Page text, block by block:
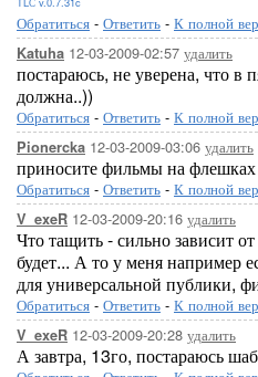
Обратиться - Ответить - К полной
Katuha 12-03-2009-02:57 удалить
постараюсь, не уверена, что в
должна..))
Обратиться - Ответить - К полной
Pionercka 12-03-2009-03:06 удалить
приносите фильмы на флешках
Обратиться - Ответить - К полной
V_exeR 12-03-2009-20:16 удалить
Что тащить - сильно зависит
будет... А то у меня например
для универсальной публики,
Обратиться - Ответить - К полной
V_exeR 12-03-2009-20:28 удалить
А завтра, 13го, постараюсь